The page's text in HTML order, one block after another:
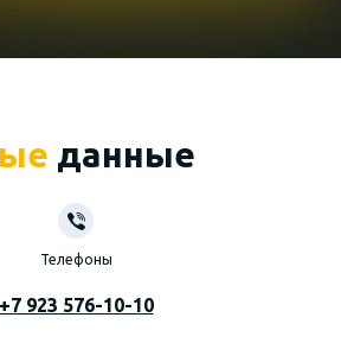
данные
Телефоны
+7 923 576-10-10